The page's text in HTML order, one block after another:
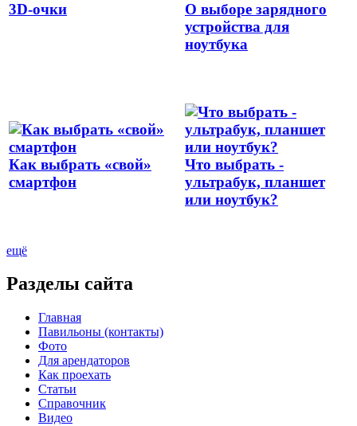
3D-очки
О выборе зарядного
устройства для
ноутбука
Как выбрать «свой»
смартфон
Что выбрать -
ультрабук, планшет
или ноутбук?
ещё
Разделы сайта
Главная
Павильоны (контакты)
Фото
Для арендаторов
Как проехать
Статьи
Справочник
Видео